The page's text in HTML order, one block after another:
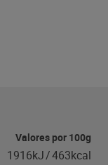
Valores por 100g
1916kJ/463kcal